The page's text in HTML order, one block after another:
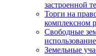
застроенной
Торги на
комплексном
Свободные
использование
Земельные